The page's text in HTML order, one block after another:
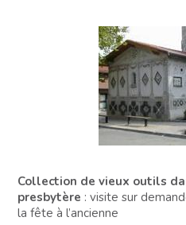
Collection de vieux outils
presbytère : visite sur
la fête à l’ancienne